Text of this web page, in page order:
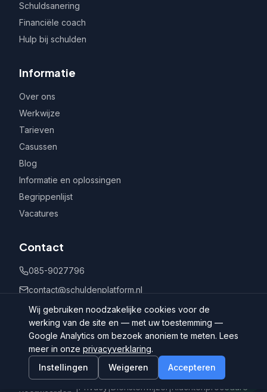
Schuldsanering
Financiële coach
Hulp bij schulden
Informatie
Over ons
Werkwijze
Tarieven
Casussen
Blog
Informatie en oplossingen
Begrippenlijst
Vacatures
Contact
085-9027796
contact@schuldenplatform.nl
Postbus 802, 7400 AV Deventer
©
Schuldenplatform.nl
Algemene
|Privacy |Dienstenwijzer |Klachtenprocedure
Wij gebruiken noodzakelijke cookies voor de
werking van de site en — met uw toestemming —
Google Analytics om bezoek anoniem te meten. Lees
meer in onze privacyverklaring.
Instellingen
Weigeren Accepteren